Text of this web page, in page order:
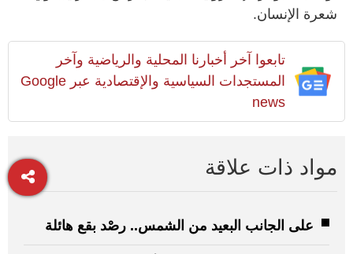
شعرة الإنسان.
تابعوا آخر أخبارنا المحلية والرياضية وآخر
المستجدات السياسية والإقتصادية عبر Google
news
مواد ذات علاقة
على الجانب البعيد من الشمس.. رصْد بقع هائلة